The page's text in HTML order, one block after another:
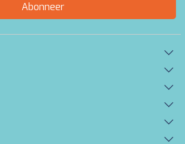
Abonneer